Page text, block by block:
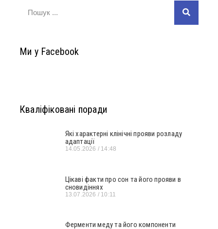
Ми у Facebook
Кваліфіковані поради
Які характерні клінічні прояви розладу
адаптації
14.05.2026 14:48
Цікаві факти про сон та його прояви в
сновидіннях
13.07.2026 10:11
Ферменти меду та його компоненти